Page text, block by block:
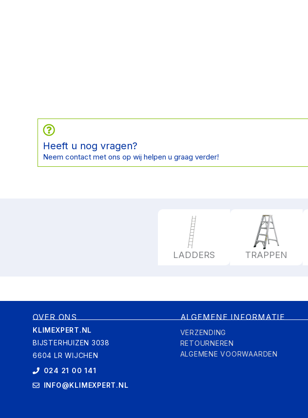
Heeft u nog vragen?
Neem contact met ons op wij helpen u graag verder!
LADDERS TRAPPEN
OVER ONS
KLIMEXPERT.NL
BIJSTERHUIZEN 3038
6604 LR WIJCHEN
024 21 00 141
INFO@KLIMEXPERT.NL
ALGEMENE INFORMATIE
VERZENDING
RETOURNEREN
ALGEMENE VOORWAARDEN